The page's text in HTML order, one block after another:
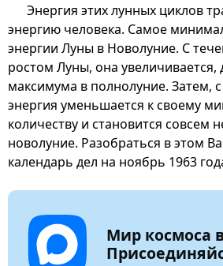
Энергия этих лунных циклов
энергию человека. Самое
энергии Луны в Новолуние. С
ростом Луны, она увеличивается,
максимума в полнолуние. Затем,
энергия уменьшается к своему
количеству и становится совсем
новолуние. Разобраться в этом
календарь дел на ноябрь 1963
Мир космоса